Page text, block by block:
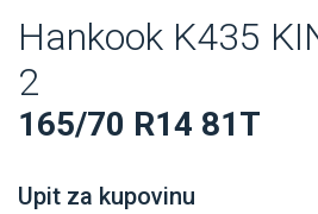
Hankook K435
2
165/70 R14 81T
Upit za kupovinu